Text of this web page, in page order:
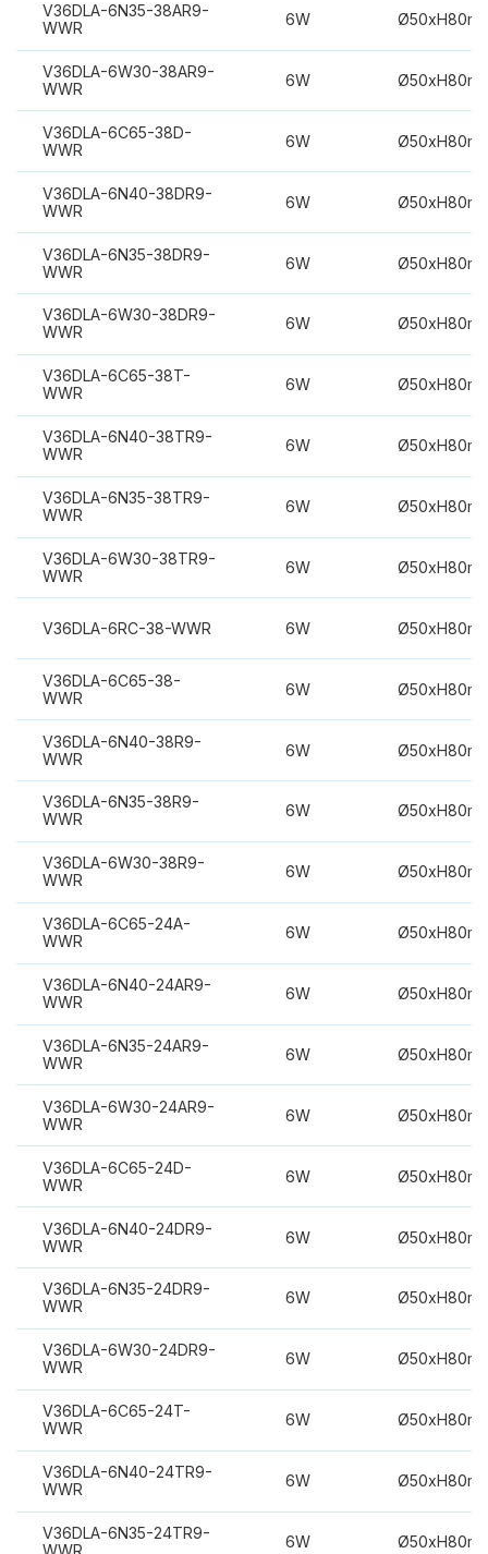
V36DLA-6N35-38AR9-
WWR
6W
V36DLA-6W30-38AR9-
WWR
6W
V36DLA-6C65-38D-
WWR
6W
V36DLA-6N40-38DR9-
WWR
6W
V36DLA-6N35-38DR9-
WWR
6W
V36DLA-6W30-38DR9-
WWR
6W
V36DLA-6C65-38T-
WWR
6W
V36DLA-6N40-38TR9-
WWR
6W
V36DLA-6N35-38TR9-
WWR
6W
V36DLA-6W30-38TR9-
WWR
6W
V36DLA-6RC-38-WWR 6W
V36DLA-6C65-38-
WWR
6W
V36DLA-6N40-38R9-
WWR
6W
V36DLA-6N35-38R9-
WWR
6W
V36DLA-6W30-38R9-
WWR
6W
V36DLA-6C65-24A-
WWR
6W
V36DLA-6N40-24AR9-
WWR
6W
V36DLA-6N35-24AR9-
WWR
6W
V36DLA-6W30-24AR9-
WWR
6W
V36DLA-6C65-24D-
WWR
6W
V36DLA-6N40-24DR9-
WWR
6W
V36DLA-6N35-24DR9-
WWR
6W
V36DLA-6W30-24DR9-
WWR
6W
V36DLA-6C65-24T-
WWR
6W
V36DLA-6N40-24TR9-
WWR
6W
V36DLA-6N35-24TR9-
WWR
6W